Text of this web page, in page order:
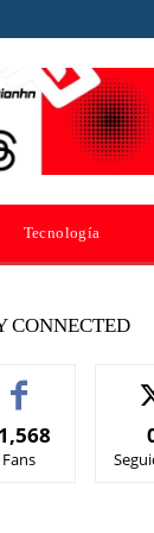
Tecnología
CONNECTED
Fans